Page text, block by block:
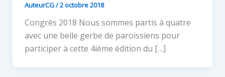
AuteurCG/2 octobre 2018
Congrès 2018 Nous sommes partis à quatre
avec une belle gerbe de paroissiens pour
participer à cette 4ième édition du […]